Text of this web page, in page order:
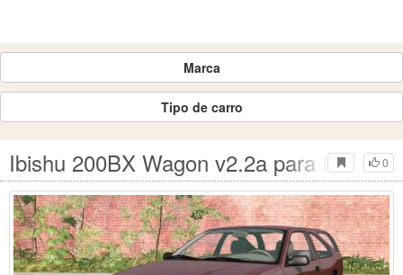
Marca
Tipo de carro
0
Ibishu 200BX Wagon v2.2a para